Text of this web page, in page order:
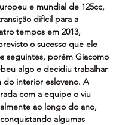
e mundial de 125cc,
difícil para a
tempos em 2013,
o sucesso que ele
seguintes, porém Giacomo
algo e decidiu trabalhar
do interior esloveno. A
com a equipe o viu
ao longo do ano,
algumas